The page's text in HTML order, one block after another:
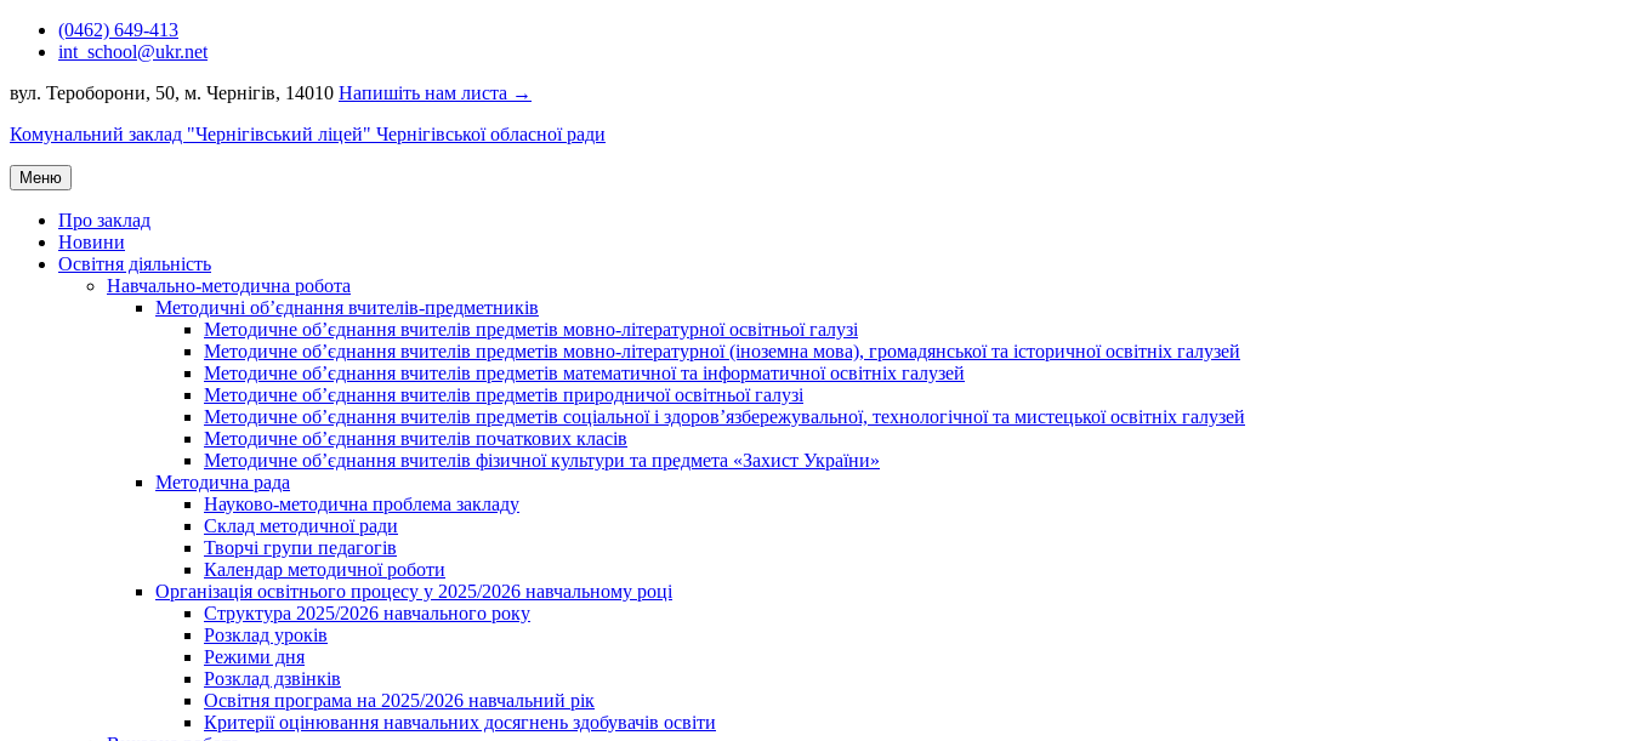
Перейти(0462) 649-413
int_school@ukr.net
вул. Тероборони, 50, м. Чернігів, 14010 Напишіть нам листа →
Комунальний заклад "Чернігівський ліцей" Чернігівської обласної ради
Меню
Про заклад
Новини
Освітня діяльність
Навчально-методична робота
Методичні об’єднання вчителів-предметників
Методичне об’єднання вчителів предметів мовно-літературної освітньої галузі
Методичне об’єднання вчителів предметів мовно-літературної (іноземна мова), громадянської та історичної освітніх галузей
Методичне об’єднання вчителів предметів математичної та інформатичної освітніх галузей
Методичне об’єднання вчителів предметів природничої освітньої галузі
Методичне об’єднання вчителів предметів соціальної і здоров’язбережувальної, технологічної та мистецької освітніх галузей
Методичне об’єднання вчителів початкових класів
Методичне об’єднання вчителів фізичної культури та предмета «Захист України»
Методична рада
Науково-методична проблема закладу
Склад методичної ради
Творчі групи педагогів
Календар методичної роботи
Організація освітнього процесу у 2025/2026 навчальному році
Структура 2025/2026 навчального року
Розклад уроків
Режими дня
Розклад дзвінків
Освітня програма на 2025/2026 навчальний рік
Критерії оцінювання навчальних досягнень здобувачів освіти